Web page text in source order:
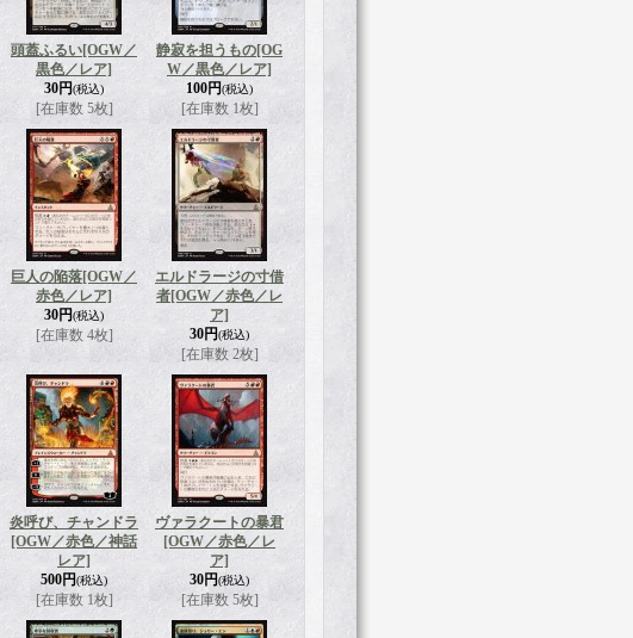
頭蓋ふるい[OGW／
黒色／レア]
30円(税込)
[在庫数 5枚]
静寂を担うもの[OG
W／黒色／レア]
100円(税込)
[在庫数 1枚]
巨人の陥落[OGW／
赤色／レア]
30円(税込)
[在庫数 4枚]
エルドラージの寸借
者[OGW／赤色／レ
ア]
30円(税込)
[在庫数 2枚]
炎呼び、チャンドラ
[OGW／赤色／神話
レア]
500円(税込)
[在庫数 1枚]
ヴァラクートの暴君
[OGW／赤色／レ
ア]
30円(税込)
[在庫数 5枚]